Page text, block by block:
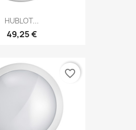
HUBLOT...
49,25 €
favorite_border